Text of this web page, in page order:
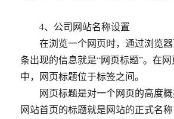
4、公司网站名称设置
在浏览一个网页时，通过浏览器
条出现的信息就是“网页标题”。在
中，网页标题位于标签之间。
网页标题是对一个网页的高度概
网站首页的标题就是网站的正式名